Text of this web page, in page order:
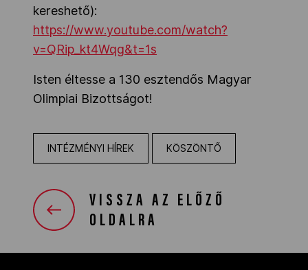
kereshető):
https://www.youtube.com/watch?
v=QRip_kt4Wqg&t=1s
Isten éltesse a 130 esztendős Magyar
Olimpiai Bizottságot!
INTÉZMÉNYI HÍREK KÖSZÖNTŐ
VISSZA AZ ELŐZŐ
OLDALRA